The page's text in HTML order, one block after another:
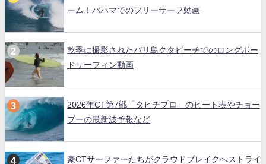
ーム！バハマでのフリーサーフ動画
乾季に撮影されたバリ島クタビーチでのロングボー
ドサーフィン動画
2026年CT第7戦「タヒチプロ」のヒート表やチョー
プーの最新波予報など
豪CTサーファーたちがクラウドブレイクへストライ